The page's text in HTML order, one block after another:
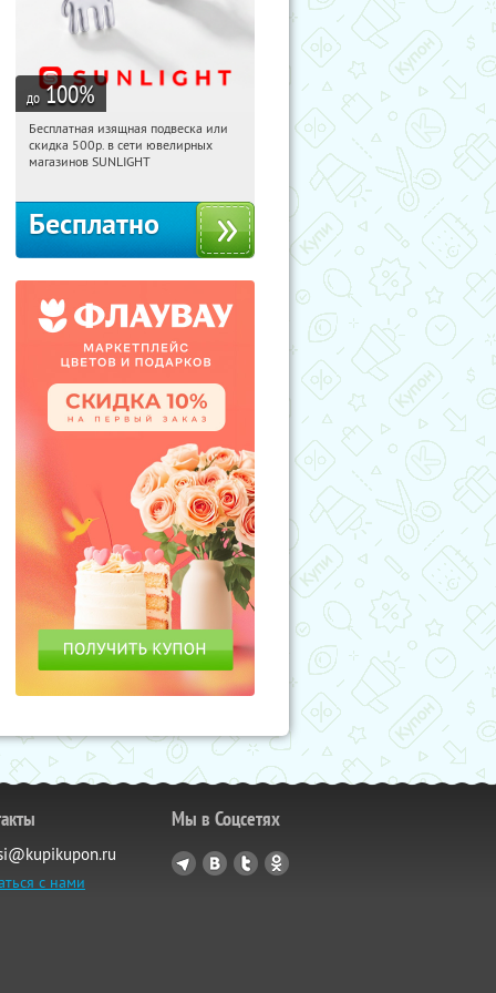
до 100%
22:17:27 Получили:
Россия
Бесплатная изящная подвеска или
скидка 500р. в сети ювелирных
магазинов SUNLIGHT
Бесплатно
с нами
Мы в Соцсетях